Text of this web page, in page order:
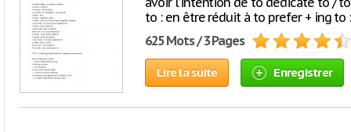
to : en être réduit à to prefer + ing to
625 Mots / 3 Pages
Lire la suite Enregistrer